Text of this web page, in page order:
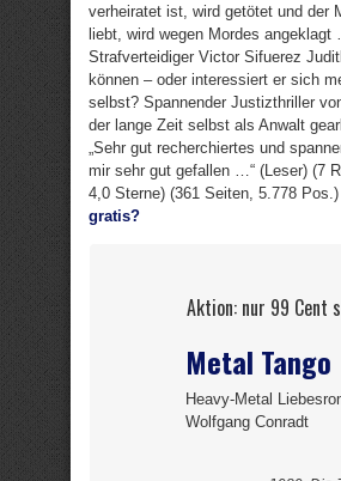
verheiratet ist, wird getötet und der
liebt, wird wegen Mordes angeklagt
Strafverteidiger Victor Sifuerez
können – oder interessiert er sich
selbst? Spannender Justizthriller
der lange Zeit selbst als Anwalt
„Sehr gut recherchiertes und
mir sehr gut gefallen …“ (Leser) (7
4,0 Sterne) (361 Seiten, 5.778
gratis?
Aktion: nur 99
Metal Tango
Heavy-Metal
Wolfgang Conradt